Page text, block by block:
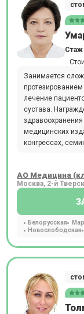
Стаж
Занимается
лечение
сустава.
медицинских
конгрессах,
АО Медицина
Москва, 2-й
Белорусская
Новослободская